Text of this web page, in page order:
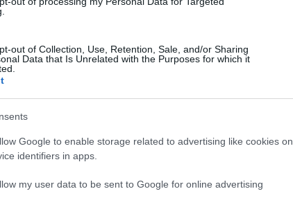
out of Collection, Use, Retention, Sale, and/or Sharing
Data that Is Unrelated with the Purposes for which it
Google to enable storage related to advertising like cookies on
identifiers in apps.
my user data to be sent to Google for online advertising